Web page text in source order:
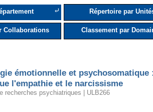
⤶ Répertoire par
Collaborations Classement par
émotionnelle et
l'empathie et le narcissisme
recherches psychiatriques | ULB266